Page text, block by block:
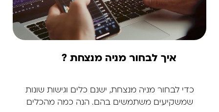
איך לבחור מניה מנצחת ?
כדי לבחור מניה מנצחת, ישנם כלים וגישות שונות
שמשקיעים משתמשים בהם. הנה כמה מהכלים